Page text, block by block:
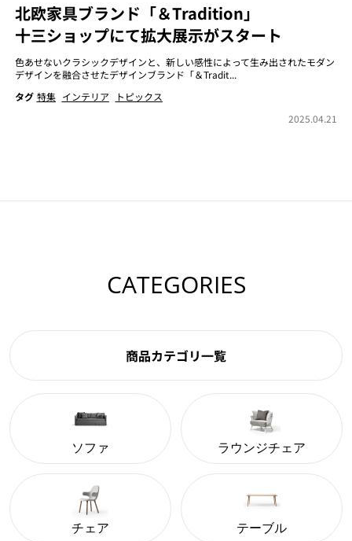
北欧家具ブランド「＆Tradition」
十三ショップにて拡大展示がスタート
色あせないクラシックデザインと、新しい感性によって生み出されたモダン
デザインを融合させたデザインブランド「＆Tradit...
タグ 特集 インテリア
トピックス
2025.04.21
CATEGORIES
商品カテゴリ一覧
ソファ ラウンジチェア
チェア テーブル